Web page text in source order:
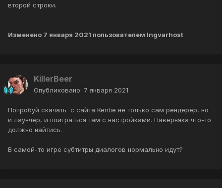
второй строки.
Изменено 7 января 2021 пользователем Ingvarhost
KillerBeer
Опубликовано: 7 января 2021
Попробуй скачать с сайта Kentie не только сам рендерер, но
и лаунчер, и поиграться там с настройками. Наверняка что-то
должно найтись.
В самой-то игре субтитры диалогов нормально идут?